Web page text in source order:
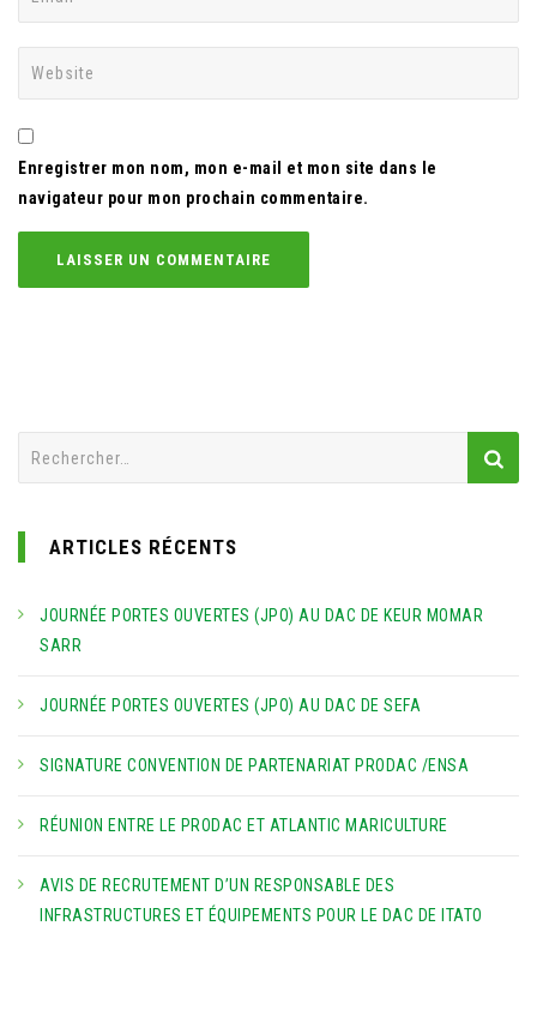
Enregistrer mon nom, mon e-mail et mon site dans le
navigateur pour mon prochain commentaire.
ARTICLES RÉCENTS
JOURNÉE PORTES OUVERTES (JPO) AU DAC DE KEUR MOMAR
SARR
JOURNÉE PORTES OUVERTES (JPO) AU DAC DE SEFA
SIGNATURE CONVENTION DE PARTENARIAT PRODAC /ENSA
RÉUNION ENTRE LE PRODAC ET ATLANTIC MARICULTURE
AVIS DE RECRUTEMENT D’UN RESPONSABLE DES
INFRASTRUCTURES ET ÉQUIPEMENTS POUR LE DAC DE ITATO